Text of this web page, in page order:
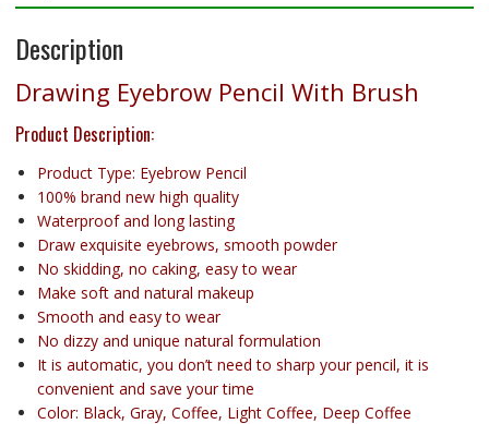
o
k
e
r
e
Description
Drawing Eyebrow Pencil With Brush
Product Description:
Product Type: Eyebrow Pencil
100% brand new high quality
Waterproof and long lasting
Draw exquisite eyebrows, smooth powder
No skidding, no caking, easy to wear
Make soft and natural makeup
Smooth and easy to wear
No dizzy and unique natural formulation
It is automatic, you don’t need to sharp your pencil, it is
convenient and save your time
Color: Black, Gray, Coffee, Light Coffee, Deep Coffee